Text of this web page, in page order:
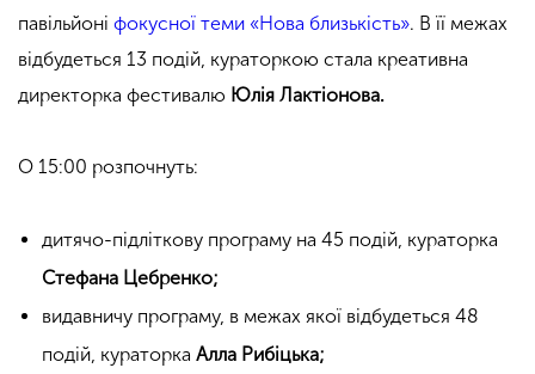
павільйоні фокусної теми «Нова близькість». В її межах
відбудеться 13 подій, кураторкою стала креативна
директорка фестивалю Юлія Лактіонова.
О 15:00 розпочнуть:
дитячо-підліткову програму на 45 подій, кураторка
Стефана Цебренко;
видавничу програму, в межах якої відбудеться 48
подій, кураторка Алла Рибіцька;